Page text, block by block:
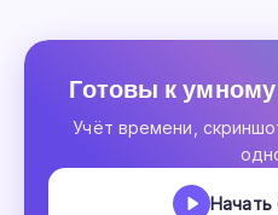
Готовы к
Учёт времени,
Начать